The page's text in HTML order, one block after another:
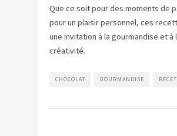
Que ce soit pour des moments de
pour un plaisir personnel, ces
une invitation à la gourmandise et à
créativité.
CHOCOLAT GOURMANDISE